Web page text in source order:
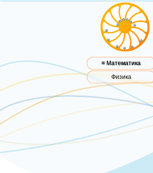
≡ Математика
Физика